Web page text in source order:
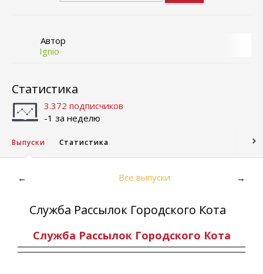
Автор
Ignio
Статистика
3.372 подписчиков
-1 за неделю
Выпуски Статистика
← Все выпуски →
Служба Рассылок Городского Кота
Служба Рассылок Городского Кота